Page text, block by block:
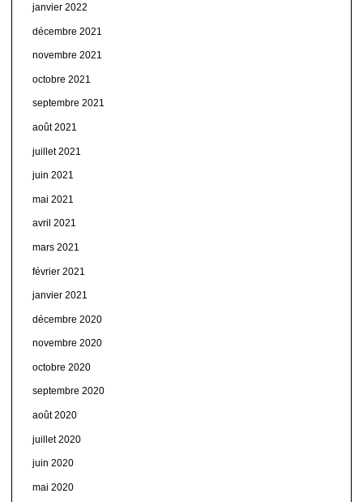
janvier 2022
décembre 2021
novembre 2021
octobre 2021
septembre 2021
août 2021
juillet 2021
juin 2021
mai 2021
avril 2021
mars 2021
février 2021
janvier 2021
décembre 2020
novembre 2020
octobre 2020
septembre 2020
août 2020
juillet 2020
juin 2020
mai 2020